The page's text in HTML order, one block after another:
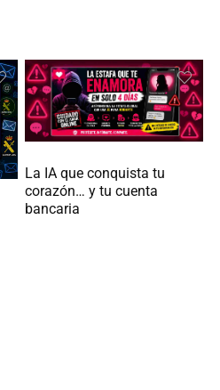
La IA que conquista tu
corazón… y tu cuenta
bancaria